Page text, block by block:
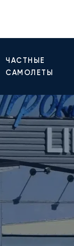
ЧАСТНЫЕ
САМОЛЕТЫ